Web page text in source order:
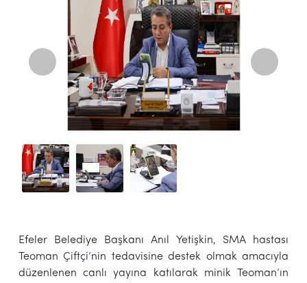
Efeler Belediye Başkanı Anıl Yetişkin, SMA hastası
Teoman Çiftçi’nin tedavisine destek olmak amacıyla
düzenlenen canlı yayına katılarak minik Teoman’ın